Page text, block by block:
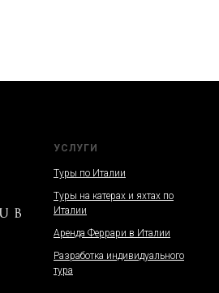
УСЛУГИ
Туры по Италии
Туры на катерах и яхтах по
Италии
Аренда Феррари в Италии
Разработка индивидуального
тура